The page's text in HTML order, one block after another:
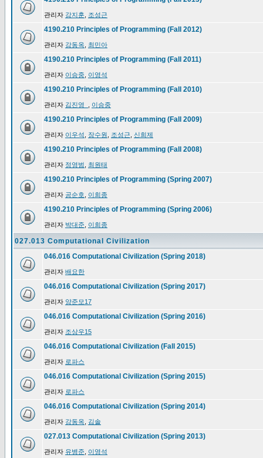
관리자 강지훈 조성근
4190.210 Principles of Programming (Fall 2012)
관리자 강동옥 최민아
4190.210 Principles of Programming (Fall 2011)
관리자 이승중 이영석
4190.210 Principles of Programming (Fall 2010)
관리자 김진영_ 이승중
4190.210 Principles of Programming (Fall 2009)
관리자 이우석 장수원 조성근 신희제
4190.210 Principles of Programming (Fall 2008)
관리자 정영범 최원태
4190.210 Principles of Programming (Spring 2007)
관리자 공순호 이희종
4190.210 Principles of Programming (Spring 2006)
관리자 박대준 이희종
027.013 Computational Civilization
046.016 Computational Civilization (Spring 2018)
관리자 배요한
046.016 Computational Civilization (Spring 2017)
관리자 양준모17
046.016 Computational Civilization (Spring 2016)
관리자 조상우15
046.016 Computational Civilization (Fall 2015)
관리자 로파스
046.016 Computational Civilization (Spring 2015)
관리자 로파스
046.016 Computational Civilization (Spring 2014)
관리자 강동옥 김솔
027.013 Computational Civilization (Spring 2013)
관리자 유병준 이영석